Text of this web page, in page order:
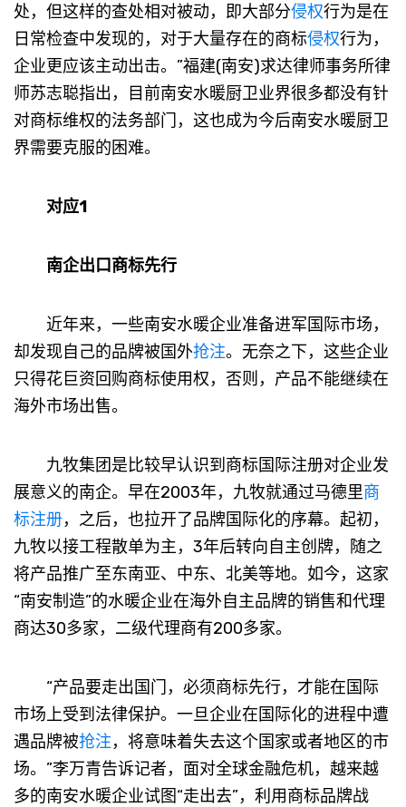
处，但这样的查处相对被动，即大部分侵权行为是在
日常检查中发现的，对于大量存在的商标侵权行为，
企业更应该主动出击。”福建(南安)求达律师事务所律
师苏志聪指出，目前南安水暖厨卫业界很多都没有针
对商标维权的法务部门，这也成为今后南安水暖厨卫
界需要克服的困难。
对应1
南企出口商标先行
近年来，一些南安水暖企业准备进军国际市场，
却发现自己的品牌被国外抢注。无奈之下，这些企业
只得花巨资回购商标使用权，否则，产品不能继续在
海外市场出售。
九牧集团是比较早认识到商标国际注册对企业发
展意义的南企。早在2003年，九牧就通过马德里商
标注册，之后，也拉开了品牌国际化的序幕。起初，
九牧以接工程散单为主，3年后转向自主创牌，随之
将产品推广至东南亚、中东、北美等地。如今，这家
“南安制造”的水暖企业在海外自主品牌的销售和代理
商达30多家，二级代理商有200多家。
“产品要走出国门，必须商标先行，才能在国际
市场上受到法律保护。一旦企业在国际化的进程中遭
遇品牌被抢注，将意味着失去这个国家或者地区的市
场。”李万青告诉记者，面对全球金融危机，越来越
多的南安水暖企业试图“走出去”，利用商标品牌战